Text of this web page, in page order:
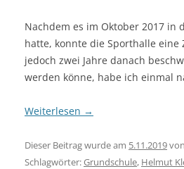
Nachdem es im Oktober 2017
hatte, konnte die Sporthalle
jedoch zwei Jahre danach
werden könne, habe ich einmal
Weiterlesen →
Dieser Beitrag wurde am 5.11.2019von
Schlagwörter:Grundschule, Helmut